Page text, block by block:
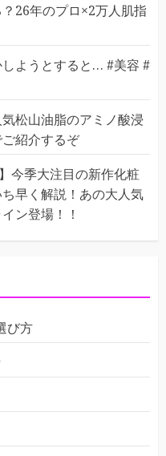
26年のプロ×2万人肌指
ようとすると… #美容 #
松山油脂のアミノ酸浸
紹介するぞ
今季大注目の新作化粧
早く解説！あの大人気
ン登場！！
び方